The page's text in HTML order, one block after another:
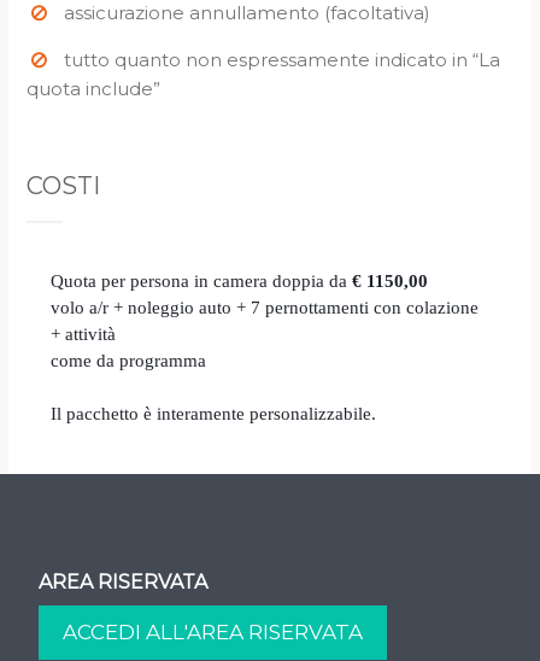
assicurazione annullamento (facoltativa)
tutto quanto non espressamente indicato in “La
quota include”
COSTI
Quota per persona in camera doppia da€ 1150,00
volo a/r + noleggio auto + 7 pernottamenti con colazione
+ attività
come da programma
Il pacchetto è interamente personalizzabile.
AREA RISERVATA